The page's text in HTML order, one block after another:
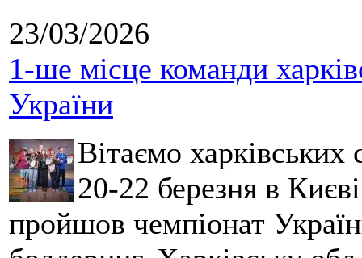
23/03/2026
1-ше місце команди
України
Вітаємо
20-22 березня в
пройшов чемпіонат